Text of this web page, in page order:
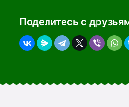
Поделитесь с